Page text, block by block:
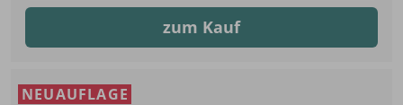
zum Kauf
NEUAUFLAGE